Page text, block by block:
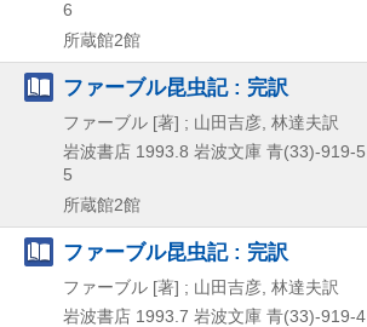
6
所蔵館2館
ファーブル昆虫記 : 完訳
ファーブル [著] ; 山田吉彦, 林達夫訳
岩波書店 1993.8 岩波文庫 青(33)-919-5
5
所蔵館2館
ファーブル昆虫記 : 完訳
ファーブル [著] ; 山田吉彦, 林達夫訳
岩波書店 1993.7 岩波文庫 青(33)-919-4